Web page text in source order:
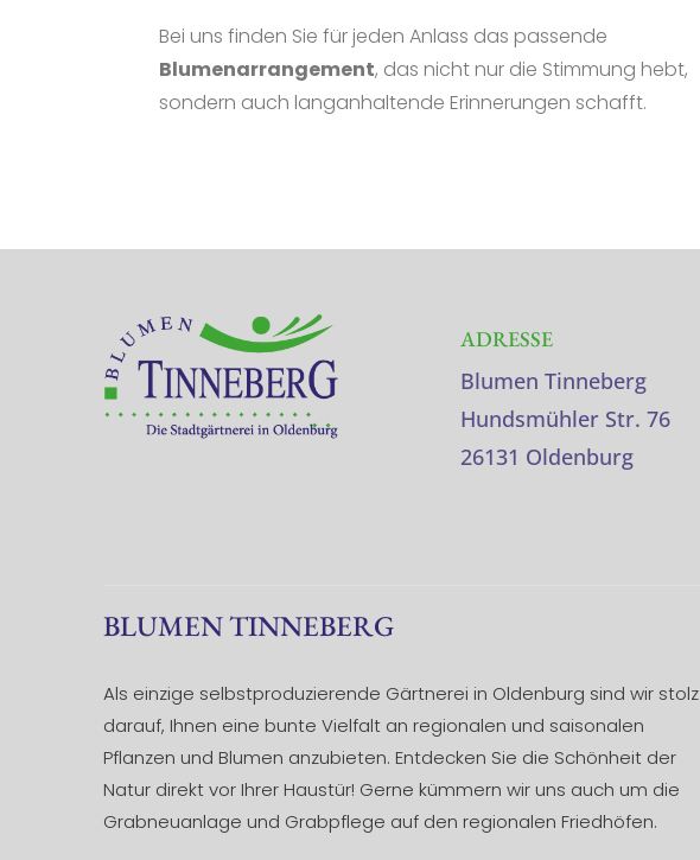
Bei uns finden Sie für jeden Anlass das passende
Blumenarrangement, das nicht nur die Stimmung hebt,
sondern auch langanhaltende Erinnerungen schafft.
ADRESSE
Blumen Tinneberg
Hundsmühler Str. 76
26131 Oldenburg
BLUMEN TINNEBERG
Als einzige selbstproduzierende Gärtnerei in Oldenburg sind wir stolz
darauf, Ihnen eine bunte Vielfalt an regionalen und saisonalen
Pflanzen und Blumen anzubieten. Entdecken Sie die Schönheit der
Natur direkt vor Ihrer Haustür! Gerne kümmern wir uns auch um die
Grabneuanlage und Grabpflege auf den regionalen Friedhöfen.